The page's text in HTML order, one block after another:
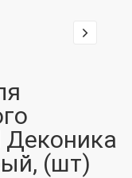
Деконика
(шт)